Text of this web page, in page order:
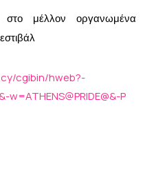
στο μέλλον οργανωμένα
cgibin/hweb?-
P